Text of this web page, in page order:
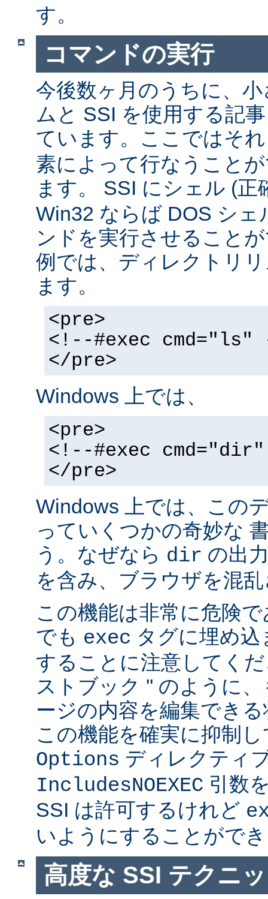
す。
コマンドの実行
今後数ヶ月のうちに、
ムと SSI を使用する記
ています。ここではそ
素によって行なうこと
ます。 SSI にシェル (
Win32 ならば DOS シェ
ンドを実行させること
例では、ディレクトリ
ます。
<pre>
<!--#exec cmd="ls"
</pre>
Windows 上では、
<pre>
<!--#exec
</pre>
Windows 上では、この
っていくつかの奇妙な
う。なぜなら dir の出
を含み、ブラウザを混
この機能は非常に危険
でも exec タグに埋め
することに注意してく
ストブック '' のように
ージの内容を編集でき
この機能を確実に抑制
Options ディレクティ
IncludesNOEXEC 引数
SSI は許可するけれど
いようにすることがで
高度な SSI テクニ